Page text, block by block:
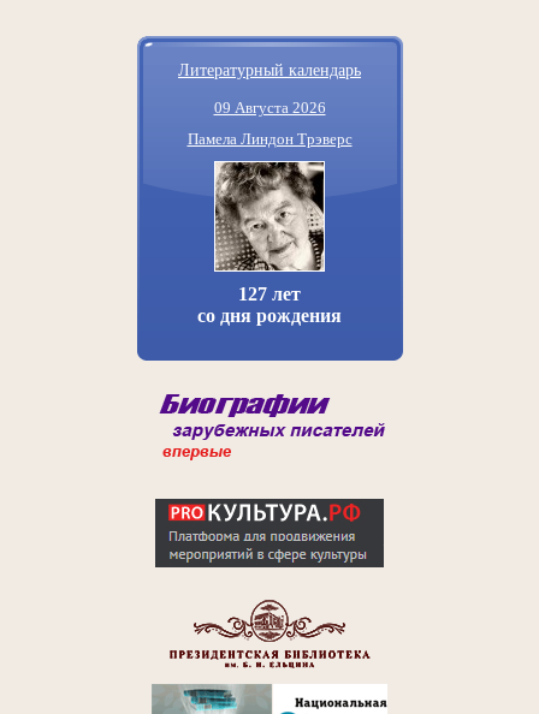
Литературный календарь
09 Августа 2026
Памела Линдон Трэверс
127 лет
со дня рождения